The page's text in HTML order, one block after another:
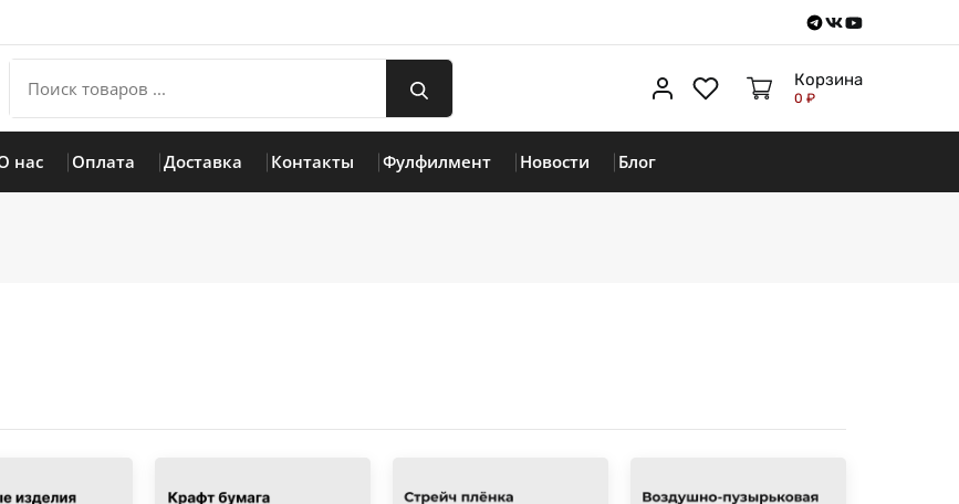
Telegram
VKontakte
Youtube
Личный кабинет
ИзбранноеКорзина
0 ₽
нас Оплата Доставка Контакты Фулфилмент Новости Блог